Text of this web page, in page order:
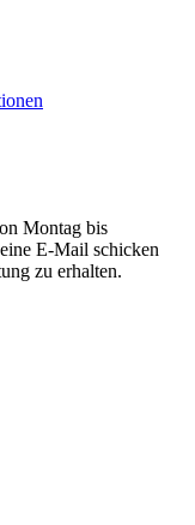
Montag bis
E-Mail schicken
zu erhalten.